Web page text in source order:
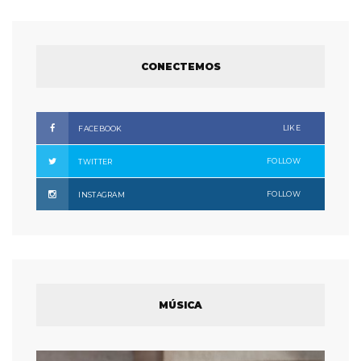
CONECTEMOS
FACEBOOK LIKE
TWITTER FOLLOW
INSTAGRAM FOLLOW
MÚSICA